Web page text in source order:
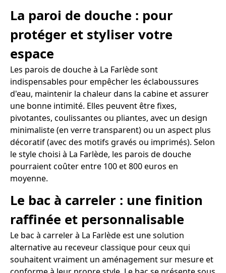
La paroi de douche : pour
protéger et styliser votre
espace
Les parois de douche à La Farlède sont
indispensables pour empêcher les éclaboussures
d'eau, maintenir la chaleur dans la cabine et assurer
une bonne intimité. Elles peuvent être fixes,
pivotantes, coulissantes ou pliantes, avec un design
minimaliste (en verre transparent) ou un aspect plus
décoratif (avec des motifs gravés ou imprimés). Selon
le style choisi à La Farlède, les parois de douche
pourraient coûter entre 100 et 800 euros en
moyenne.
Le bac à carreler : une finition
raffinée et personnalisable
Le bac à carreler à La Farlède est une solution
alternative au receveur classique pour ceux qui
souhaitent vraiment un aménagement sur mesure et